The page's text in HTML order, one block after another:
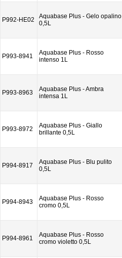
P992-HE02
Aquabase Plus - Gelo opalino
0,5L
P993-8941
Aquabase Plus - Rosso
intenso 1L
P993-8963
Aquabase Plus - Ambra
intensa 1L
P993-8972
Aquabase Plus - Giallo
brillante 0,5L
P994-8917
Aquabase Plus - Blu pulito
0,5L
P994-8943
Aquabase Plus - Rosso
cromo 0,5L
P994-8961
Aquabase Plus - Rosso
cromo violetto 0,5L